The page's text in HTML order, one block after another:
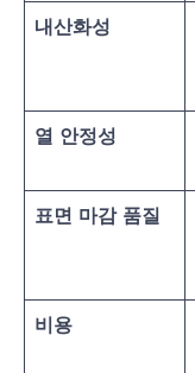
내산화성
열 안정성
표면 마감 품질
비용